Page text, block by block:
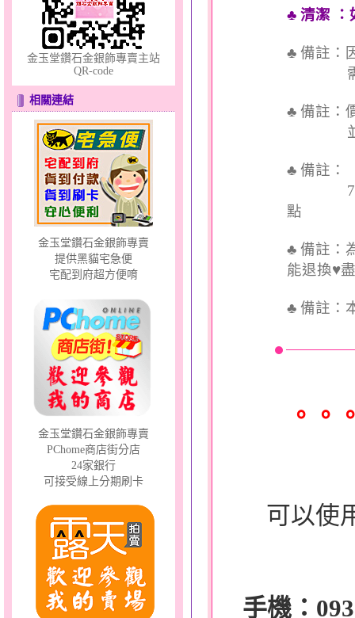
愛在心坎～金銀鋼套鍊
金玉堂鑽石金銀飾專賣主站
QR-code
相關連結
金玉堂鑽石金銀飾專賣
提供黑貓宅急便
宅配到府超方便唷
金玉堂鑽石金銀飾專賣
PChome商店街分店
24家銀行
可接受線上分期刷卡
♣ 清潔 ：
♣ 備註：
需依實
♣ 備註：
並交付
♣ 備註：
7個工
點
♣ 備註：
能退換♥
♣ 備註：
。。
可以使
手機：